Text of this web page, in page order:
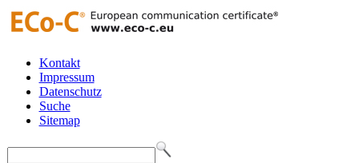
Kontakt
Impressum
Datenschutz
Suche
Sitemap